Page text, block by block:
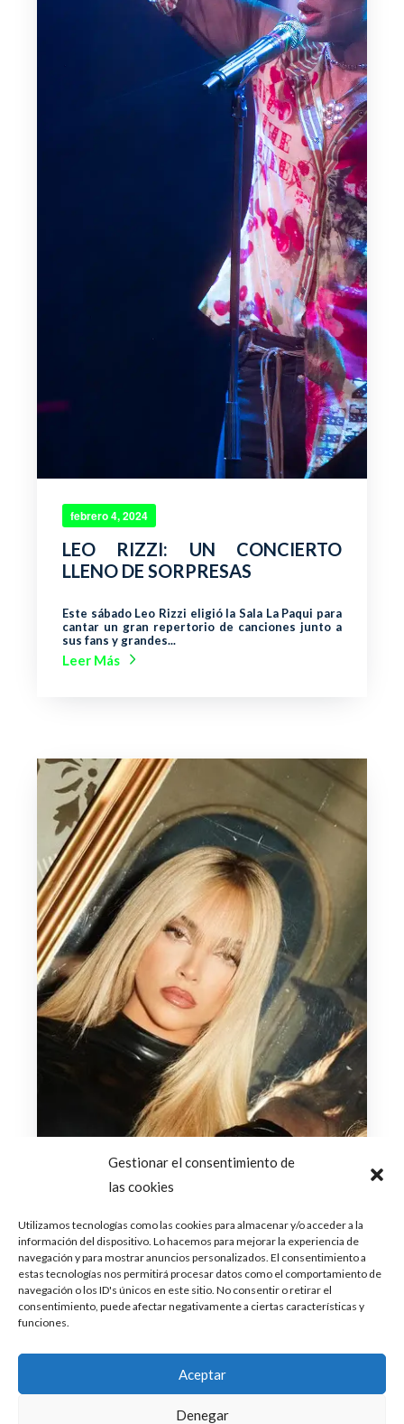
Gestionar el consentimiento de
las cookies
Utilizamos tecnologías como las cookies para almacenar y/o acceder a la
información del dispositivo. Lo hacemos para mejorar la experiencia de
navegación y para mostrar anuncios personalizados. El consentimiento a
estas tecnologías nos permitirá procesar datos como el comportamiento de
navegación o los ID's únicos en este sitio. No consentir o retirar el
consentimiento, puede afectar negativamente a ciertas características y
funciones.
Aceptar
Denegar
febrero 4, 2024
LEO RIZZI: UN CONCIERTO
LLENO DE SORPRESAS
Este sábado Leo Rizzi eligió la Sala La Paqui para
cantar un gran repertorio de canciones junto a
sus fans y grandes...
Leer Más